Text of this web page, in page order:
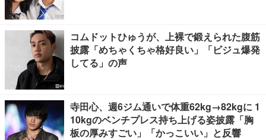
コムドットひゅうが、上裸で鍛えられた腹筋
披露「めちゃくちゃ格好良い」「ビジュ爆発
してる」の声
寺田心、週6ジム通いで体重62kg→82kgに 1
10kgのベンチプレス持ち上げる姿披露「胸
板の厚みすごい」「かっこいい」と反響